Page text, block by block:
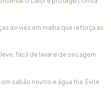
ao viés em malha que reforça as
fácil de lavar e de secagem
sabão neutro e água fria. Evite